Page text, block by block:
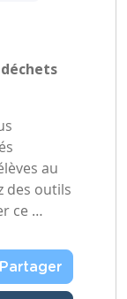
au
des outils
ce …
Partager